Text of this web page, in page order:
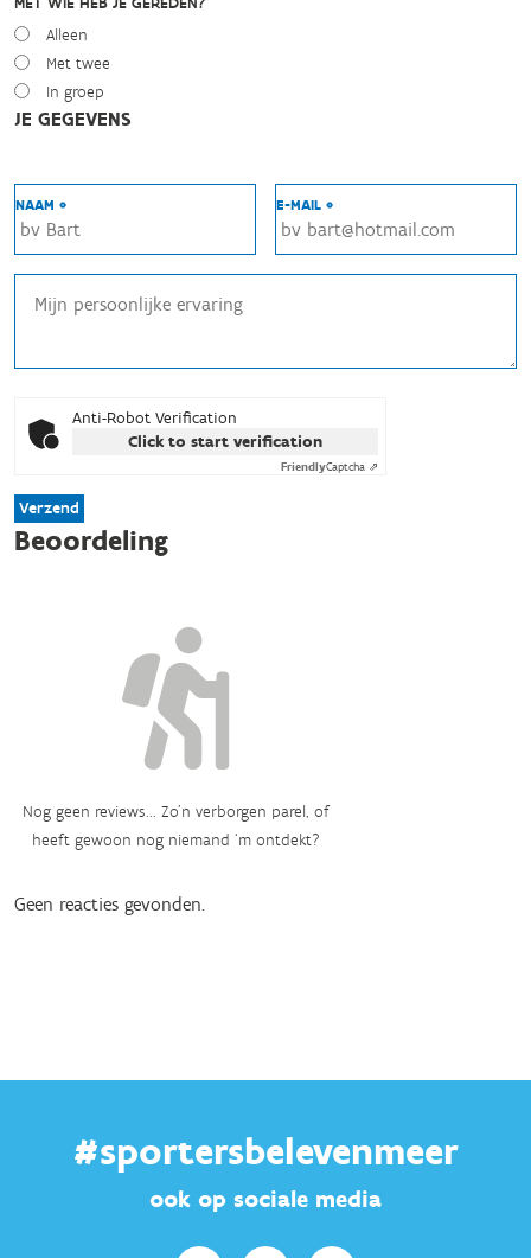
Alleen
Met twee
In groep
JE GEGEVENS
NAAM * E-MAIL *
Anti-Robot Verification
Click to start verification
FriendlyCaptcha ⇗
Verzend
Beoordeling
Nog geen reviews... Zo’n verborgen parel, of
heeft gewoon nog niemand ‘m ontdekt?
Geen reacties gevonden.
#sportersbelevenmeer
ook op sociale media